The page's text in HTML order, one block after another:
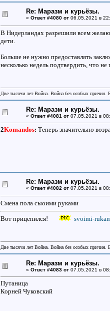
Re: Маразм и курьёзы.
« Ответ #4080 от06.05.2021 в
В Нидерландах разрешили всем
дети.
Больше не нужно предоставлять
несколько недель подтвердить, что не
Две тысячи лет Война. Война без особых
Re: Маразм и курьёзы.
« Ответ #4081 от07.05.2021 в
2Komandos: Теперь значительно
Re: Маразм и курьёзы.
« Ответ #4082 от07.05.2021 в
Смена пола сыоими руками
Вот прицепился! svoimi-
Две тысячи лет Война. Война без особых
Re: Маразм и курьёзы.
« Ответ #4083 от07.05.2021 в
Путаница
Корней Чуковский